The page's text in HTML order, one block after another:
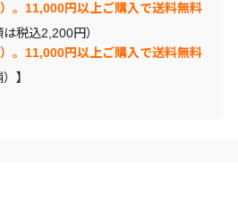
。11,000円以上ご購入で送料無料
税込2,200円）
。11,000円以上ご購入で送料無料
】